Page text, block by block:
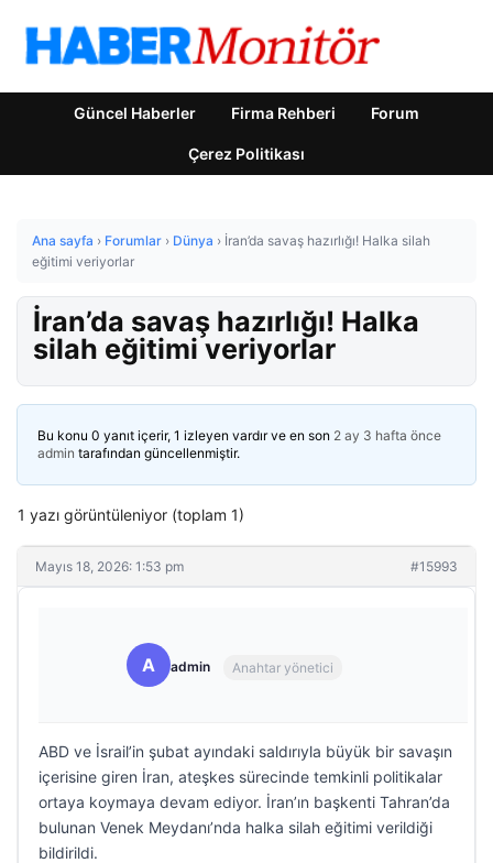
Güncel Haberler Firma Rehberi Forum
Çerez Politikası
Ana sayfa › Forumlar › Dünya › İran’da savaş hazırlığı! Halka silah
eğitimi veriyorlar
İran’da savaş hazırlığı! Halka
silah eğitimi veriyorlar
Bu konu 0 yanıt içerir, 1 izleyen vardır ve en son 2 ay 3 hafta önce
admin tarafından güncellenmiştir.
1 yazı görüntüleniyor (toplam 1)
Mayıs 18, 2026: 1:53 pm #15993
A admin Anahtar yönetici
ABD ve İsrail’in şubat ayındaki saldırıyla büyük bir savaşın
içerisine giren İran, ateşkes sürecinde temkinli politikalar
ortaya koymaya devam ediyor. İran’ın başkenti Tahran’da
bulunan Venek Meydanı’nda halka silah eğitimi verildiği
bildirildi.